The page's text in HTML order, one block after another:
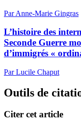
Par Anne-Marie Gingras
L’histoire des
Seconde Guerre
d’immigrés «
Par Lucile Chaput
Outils de
Citer cet article